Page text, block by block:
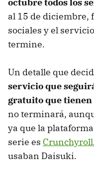
al 15 de diciembre,
sociales y el
termine.
Un detalle que
servicio que
gratuito que tienen
no terminará,
ya que la
serie es Crunchyroll
usaban Daisuki.